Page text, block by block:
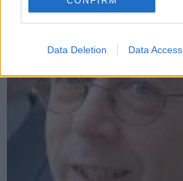
Data Deletion Data Access